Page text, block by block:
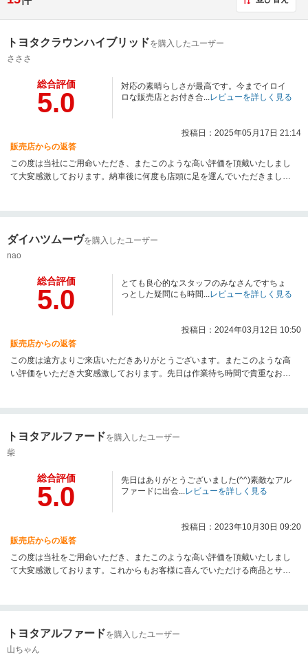
トヨタクラウンハイブリッドを購入したユーザー
さささ
総合評価
5.0
対応の素晴らしさが最高です。今までイロイ
ロな販売店とお付き合...レビューを詳しく見る
投稿日：2025年05月17日 21:14
販売店からの返答
この度は当社にご用命いただき、またこのような高い評価を頂戴いたしまし
て大変感激しております。納車後に何度も店頭に足を運んでいただきました
だける商品とサービスの提供を第一に頑張ります。
ダイハツムーヴを購入したユーザー
nao
総合評価
5.0
とても良心的なスタッフのみなさんですちょ
っとした疑問にも時間...レビューを詳しく見る
投稿日：2024年03月12日 10:50
販売店からの返答
この度は遠方よりご来店いただきありがとうございます。またこのような高
い評価をいただき大変感激しております。先日は作業待ち時間で貴重なお時
い車両でもご予算、ご要望に応じて希望の車種を探してくる事も可能ですの
ありがとうございました。
トヨタアルファードを購入したユーザー
柴
総合評価
5.0
先日はありがとうございました(^^)素敵なアル
ファードに出会...レビューを詳しく見る
投稿日：2023年10月30日 09:20
販売店からの返答
この度は当社をご用命いただき、またこのような高い評価を頂戴いたしまし
て大変感激しております。これからもお客様に喜んでいただける商品とサー
トヨタアルファードを購入したユーザー
山ちゃん